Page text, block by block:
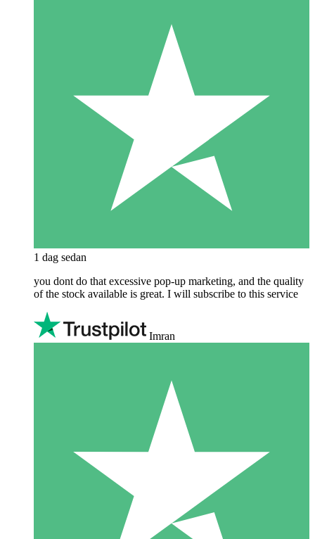
1 dag sedan
you dont do that excessive pop-up marketing, and the quality
of the stock available is great. I will subscribe to this service
Imran